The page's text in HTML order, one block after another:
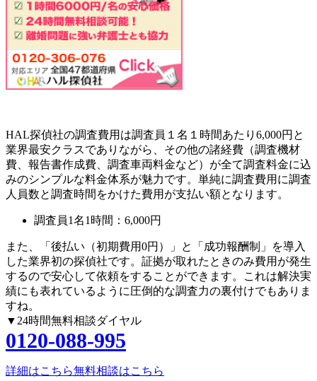
HAL探偵社の調査費用は調査員１名１時間あたり6,000円と
業界最安クラスでありながら、その他の諸経費（調査機材
費、報告書作成費、調査車両料金など）が全て調査料金に込
みのシンプルな料金体系が魅力です。単純に調査費用に調査
人員数と調査時間をかけた費用が支払い額となります。
調査員1名1時間： 6,000円
また、 「後払い（初期費用0円）」 と 「成功報酬制」
を導入
した業界初の探偵社です。証拠が取れたときのみ費用が発生
するので安心して依頼をすることができます。これは解決実
績にも表れているように圧倒的な調査力の裏付けでもありま
すね。
▼24時間無料相談ダイヤル
0120-088-995
詳細はこちら無料相談はこちら